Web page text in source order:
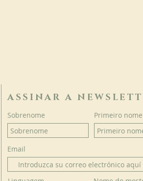
ASSINAR A
Sobrenome Primeiro nome
Email